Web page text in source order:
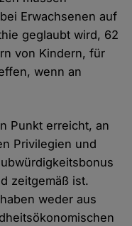
Erwachsenen auf
geglaubt wird, 62
von Kindern, für
wenn an
Punkt erreicht, an
Privilegien und
zeitgemäß ist.
haben weder aus